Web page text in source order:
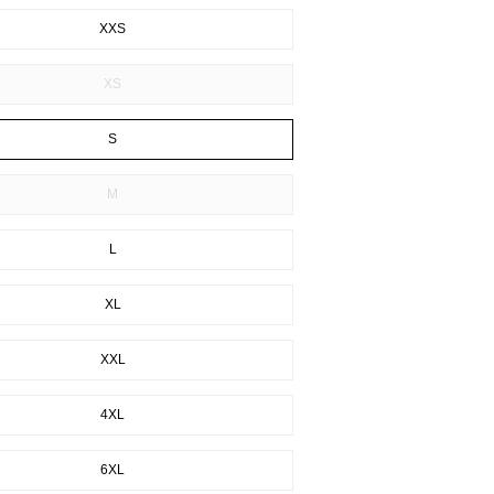
XXS
XS
S
M
L
XL
XXL
4XL
6XL